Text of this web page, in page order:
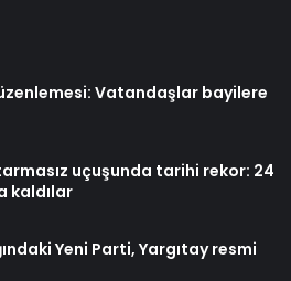
Vatandaşlar bayilere
uçuşunda tarihi rekor: 24
kaldılar
Yeni Parti, Yargıtay resmi